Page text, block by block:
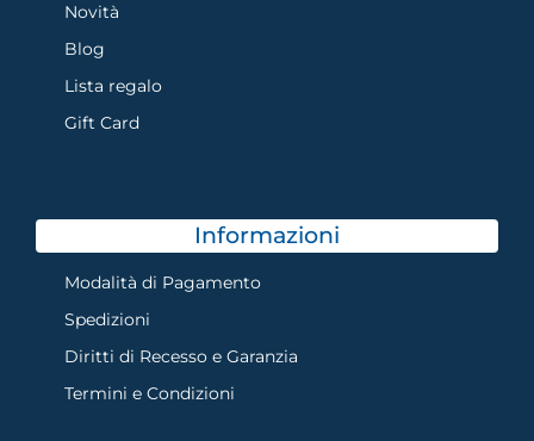
Novità
Blog
Lista regalo
Gift Card
Informazioni
Modalità di Pagamento
Spedizioni
Diritti di Recesso e Garanzia
Termini e Condizioni